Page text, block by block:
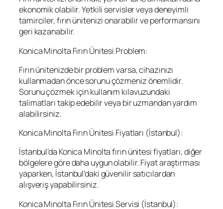
ekonomik olabilir. Yetkili servisler veya deneyimli
tamirciler, fırın ünitenizi onarabilir ve performansını
geri kazanabilir.
Konica Minolta Fırın Ünitesi Problem:
Fırın ünitenizde bir problem varsa, cihazınızı
kullanmadan önce sorunu çözmeniz önemlidir.
Sorunu çözmek için kullanım kılavuzundaki
talimatları takip edebilir veya bir uzmandan yardım
alabilirsiniz.
Konica Minolta Fırın Ünitesi Fiyatları (İstanbul):
İstanbul’da Konica Minolta fırın ünitesi fiyatları, diğer
bölgelere göre daha uygun olabilir. Fiyat araştırması
yaparken, İstanbul’daki güvenilir satıcılardan
alışveriş yapabilirsiniz.
Konica Minolta Fırın Ünitesi Servisi (İstanbul):